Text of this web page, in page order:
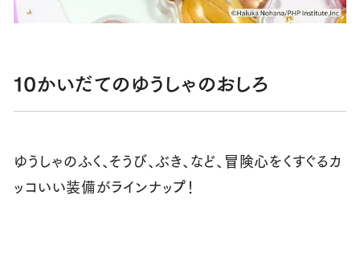
10かいだてのゆうしゃのおしろ
ゆうしゃのふく、そうび、ぶき、など、冒険心をくすぐるカ
ッコいい装備がラインナップ！